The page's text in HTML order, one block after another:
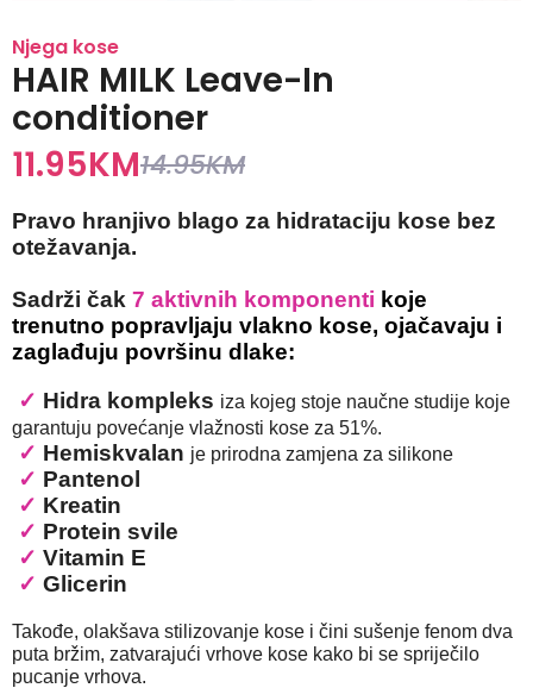
Njega kose
HAIR MILK Leave-In
conditioner
11.95KM14.95KM
Pravo hranjivo blago za hidrataciju kose bez
otežavanja.
Sadrži čak 7 aktivnih komponenti koje
trenutno popravljaju vlakno kose, ojačavaju i
zaglađuju površinu dlake:
✓ Hidra kompleks iza kojeg stoje naučne studije koje
garantuju povećanje vlažnosti kose za 51%.
✓ Hemiskvalan je prirodna zamjena za silikone
✓ Pantenol
✓ Kreatin
✓ Protein svile
✓ Vitamin E
✓ Glicerin
Takođe, olakšava stilizovanje kose i čini sušenje fenom dva
puta bržim, zatvarajući vrhove kose kako bi se spriječilo
pucanje vrhova.